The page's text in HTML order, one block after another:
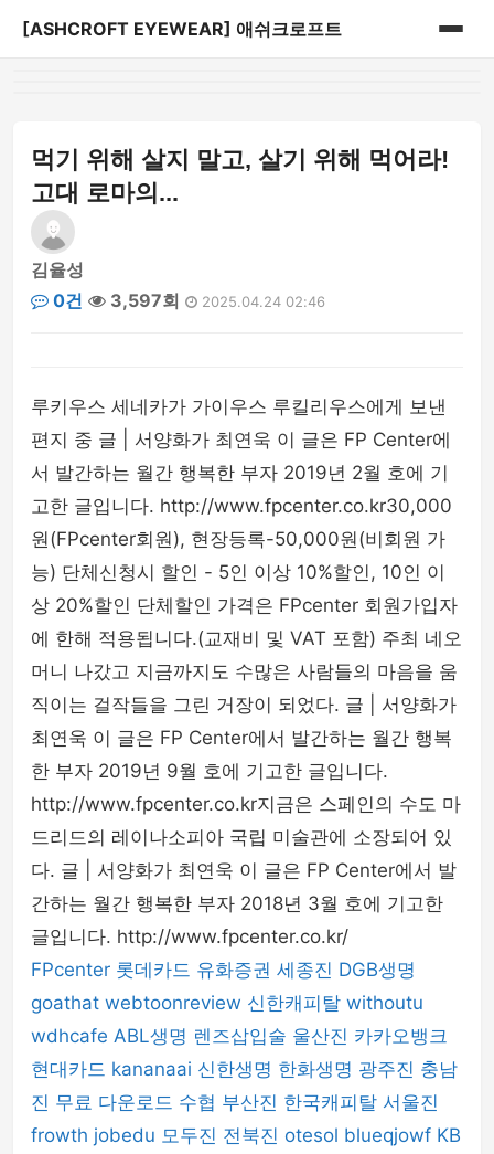
[ASHCROFT EYEWEAR] 애쉬크로프트
먹기 위해 살지 말고, 살기 위해 먹어라!
고대 로마의...
김율성
0건
3,597회 2025.04.24 02:46
루키우스 세네카가 가이우스 루킬리우스에게 보낸
편지 중 글 | 서양화가 최연욱 이 글은 FP Center에
서 발간하는 월간 행복한 부자 2019년 2월 호에 기
고한 글입니다. http://www.fpcenter.co.kr30,000
원(FPcenter회원), 현장등록-50,000원(비회원 가
능) 단체신청시 할인 - 5인 이상 10%할인, 10인 이
상 20%할인 단체할인 가격은 FPcenter 회원가입자
에 한해 적용됩니다.(교재비 및 VAT 포함) 주최 네오
머니 나갔고 지금까지도 수많은 사람들의 마음을 움
직이는 걸작들을 그린 거장이 되었다. 글 | 서양화가
최연욱 이 글은 FP Center에서 발간하는 월간 행복
한 부자 2019년 9월 호에 기고한 글입니다.
http://www.fpcenter.co.kr지금은 스페인의 수도 마
드리드의 레이나소피아 국립 미술관에 소장되어 있
다. 글 | 서양화가 최연욱 이 글은 FP Center에서 발
간하는 월간 행복한 부자 2018년 3월 호에 기고한
글입니다. http://www.fpcenter.co.kr/
FPcenter 롯데카드 유화증권 세종진 DGB생명
goathat webtoonreview 신한캐피탈 withoutu
wdhcafe ABL생명 렌즈삽입술 울산진 카카오뱅크
현대카드 kananaai 신한생명 한화생명 광주진 충남
진 무료 다운로드 수협 부산진 한국캐피탈 서울진
frowth jobedu 모두진 전북진 otesol blueqjowf KB